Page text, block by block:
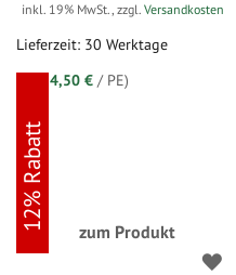
inkl. 19% MwSt., zzgl. Versandkosten
Lieferzeit: 30 Werktage
114,50 € / PE)
zum Produkt
12% Rabatt